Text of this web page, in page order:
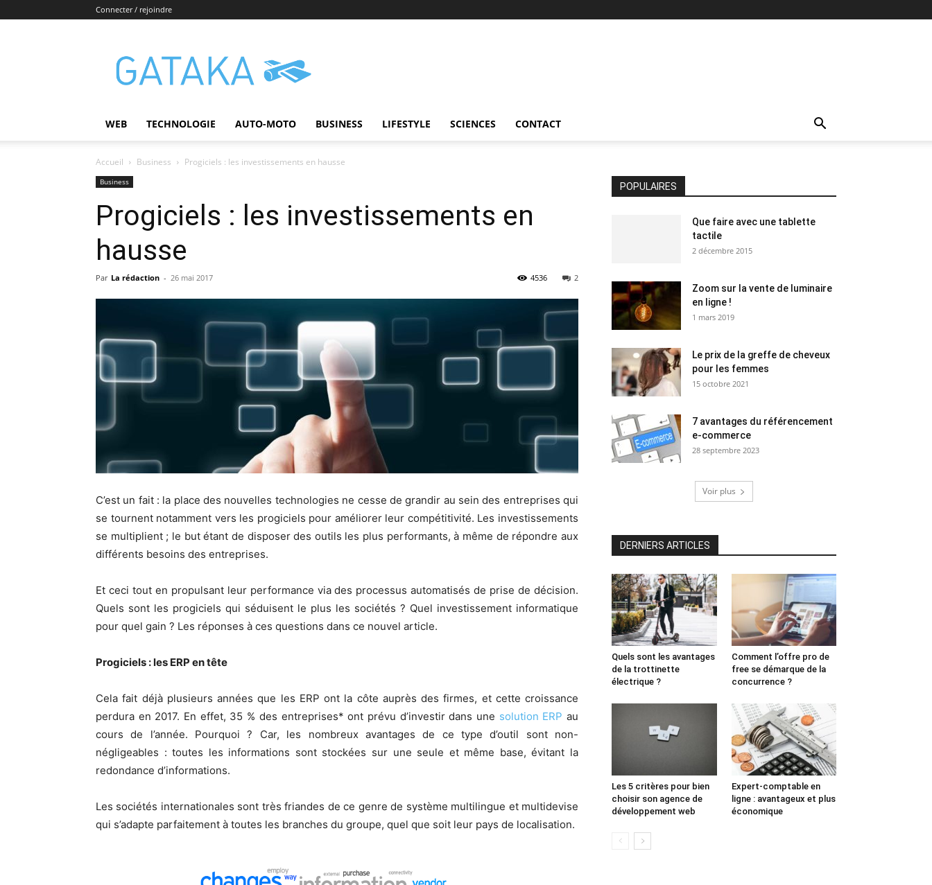
Connecter / rejoindre
WEB TECHNOLOGIE AUTO-MOTO BUSINESS LIFESTYLE SCIENCES CONTACT
Accueil Business Progiciels : les investissements en hausse
Business
Progiciels : les investissements en
hausse
Par La rédaction - 26 mai 2017 2
4536
C’est un fait : la place des nouvelles technologies ne cesse de grandir au sein des entreprises qui
se tournent notamment vers les progiciels pour améliorer leur compétitivité. Les investissements
se multiplient ; le but étant de disposer des outils les plus performants, à même de répondre aux
différents besoins des entreprises.
Et ceci tout en propulsant leur performance via des processus automatisés de prise de décision.
Quels sont les progiciels qui séduisent le plus les sociétés ? Quel investissement informatique
pour quel gain ? Les réponses à ces questions dans ce nouvel article.
Progiciels : les ERP en tête
Cela fait déjà plusieurs années que les ERP ont la côte auprès des firmes, et cette croissance
perdura en 2017. En effet, 35 % des entreprises* ont prévu d’investir dans une solution ERP au
cours de l’année. Pourquoi ? Car, les nombreux avantages de ce type d’outil sont non-
négligeables : toutes les informations sont stockées sur une seule et même base, évitant la
redondance d’informations.
Les sociétés internationales sont très friandes de ce genre de système multilingue et multidevise
qui s’adapte parfaitement à toutes les branches du groupe, quel que soit leur pays de localisation.
POPULAIRES
Que faire avec une tablette
tactile
2 décembre 2015
Zoom sur la vente de luminaire
en ligne !
1 mars 2019
Le prix de la greffe de cheveux
pour les femmes
15 octobre 2021
7 avantages du référencement
e-commerce
28 septembre 2023
Voir plus
DERNIERS ARTICLES
Quels sont les avantages
de la trottinette
électrique ?
Comment l’offre pro de
free se démarque de la
concurrence ?
Les 5 critères pour bien
choisir son agence de
développement web
Expert-comptable en
ligne : avantageux et plus
économique